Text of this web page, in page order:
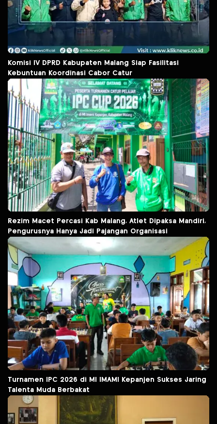
Komisi IV DPRD Kabupaten Malang Siap Fasilitasi
Kebuntuan Koordinasi Cabor Catur
Rezim Macet Percasi Kab Malang, Atlet Dipaksa Mandiri,
Pengurusnya Hanya Jadi Pajangan Organisasi
Turnamen IPC 2026 di MI IMAMI Kepanjen Sukses Jaring
Talenta Muda Berbakat